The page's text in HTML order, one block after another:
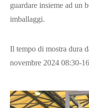
guardare insieme ad un
imballaggi.
Il tempo di mostra dura
novembre 2024 08:30-